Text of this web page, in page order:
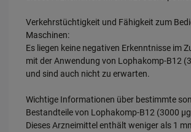
Verkehrstüchtigkeit und Fähigkeit zum
Maschinen:
Es liegen keine negativen Erkenntnisse im
mit der Anwendung von Lophakomp-B12
und sind auch nicht zu erwarten.
Wichtige Informationen über bestimmte
Bestandteile von Lophakomp-B12 (3000
Dieses Arzneimittel enthält weniger als 1